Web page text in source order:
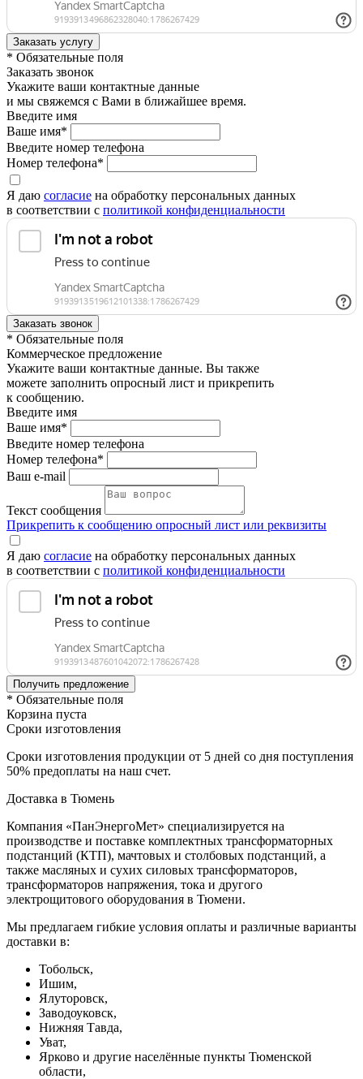
* Обязательные поля
Заказать звонок
Укажите ваши контактные данные
и мы свяжемся с Вами в ближайшее время.
Введите имя
Ваше имя*
Введите номер телефона
Номер телефона*
Я даю согласие на обработку персональных данных
в соответствии с политикой конфиденциальности
* Обязательные поля
Коммерческое предложение
Укажите ваши контактные данные. Вы также
можете заполнить опросный лист и прикрепить
к сообщению.
Введите имя
Ваше имя*
Введите номер телефона
Номер телефона*
Ваш e-mail
Текст сообщения
Прикрепить к сообщению опросный лист или реквизиты
Я даю согласие на обработку персональных данных
в соответствии с политикой конфиденциальности
* Обязательные поля
Корзина пуста
Сроки изготовления
Сроки изготовления продукции от 5 дней со дня поступления
50% предоплаты на наш счет.
Доставка в Тюмень
Компания «ПанЭнергоМет» специализируется на
производстве и поставке комплектных трансформаторных
подстанций (КТП), мачтовых и столбовых подстанций, а
также масляных и сухих силовых трансформаторов,
трансформаторов напряжения, тока и другого
электрощитового оборудования в Тюмени.
Мы предлагаем гибкие условия оплаты и различные варианты
доставки в:
Тобольск,
Ишим,
Ялуторовск,
Заводоуковск,
Нижняя Тавда,
Уват,
Ярково и другие населённые пункты Тюменской
области,